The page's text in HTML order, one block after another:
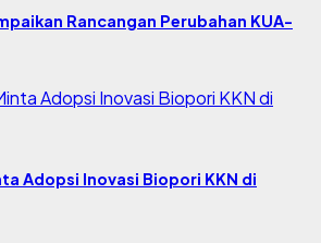
Rancangan Perubahan KUA-
Adopsi Inovasi Biopori KKN di